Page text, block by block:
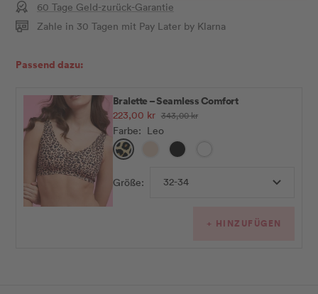
60 Tage Geld-zurück-Garantie
Zahle in 30 Tagen mit Pay Later by Klarna
Passend dazu:
Bralette – Seamless Comfort
Angebotspreis
223,00 kr Regulärer
Preis
343,00 kr
Farbe: Leo
Leo
Schwarz
Größe: 32-34
+ HINZUFÜGEN